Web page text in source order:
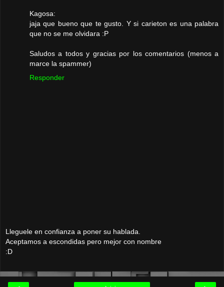
Kagosa:
jaja que bueno que te gusto. Y si carieton es una palabra
que no se me olvidara :P
Saludos a todos y gracias por los comentarios (menos a
marce la spammer)
Responder
Lleguele en confianza a poner su hablada.
Aceptamos a escondidas pero mejor con nombre
:D